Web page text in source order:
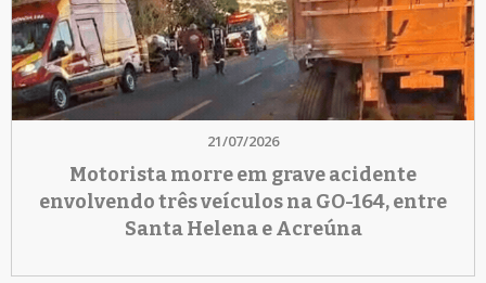
21/07/2026
Motorista morre em grave acidente
envolvendo três veículos na GO-164, entre
Santa Helena e Acreúna